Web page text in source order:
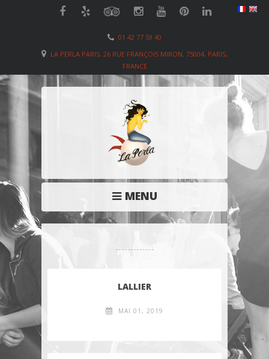
01 42 77 59 40
LA PERLA PARIS, 26 RUE FRANÇOIS MIRON, 75004, PARIS,
FRANCE
MENU
LALLIER
MAI 01, 2019